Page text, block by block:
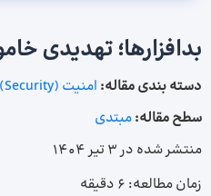
بدافزارها؛ تهدیدی
دسته بندی مقاله: امنیت (Security)
سطح مقاله:مبتدی
منتشر شده در 3 تیر 1404
زمان مطالعه: ۶ دقیقه